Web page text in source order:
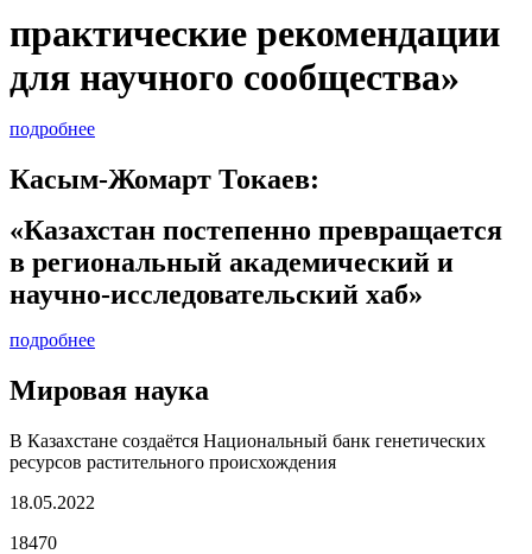
практические рекомендации
для научного сообщества»
подробнее
Касым-Жомарт Токаев:
«Казахстан постепенно превращается
в региональный академический и
научно-исследовательский хаб»
подробнее
Мировая наука
В Казахстане создаётся Национальный банк генетических
ресурсов растительного происхождения
18.05.2022
18470